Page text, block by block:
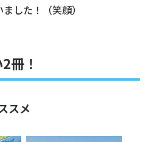
した！（笑顔）
冊！
スメ